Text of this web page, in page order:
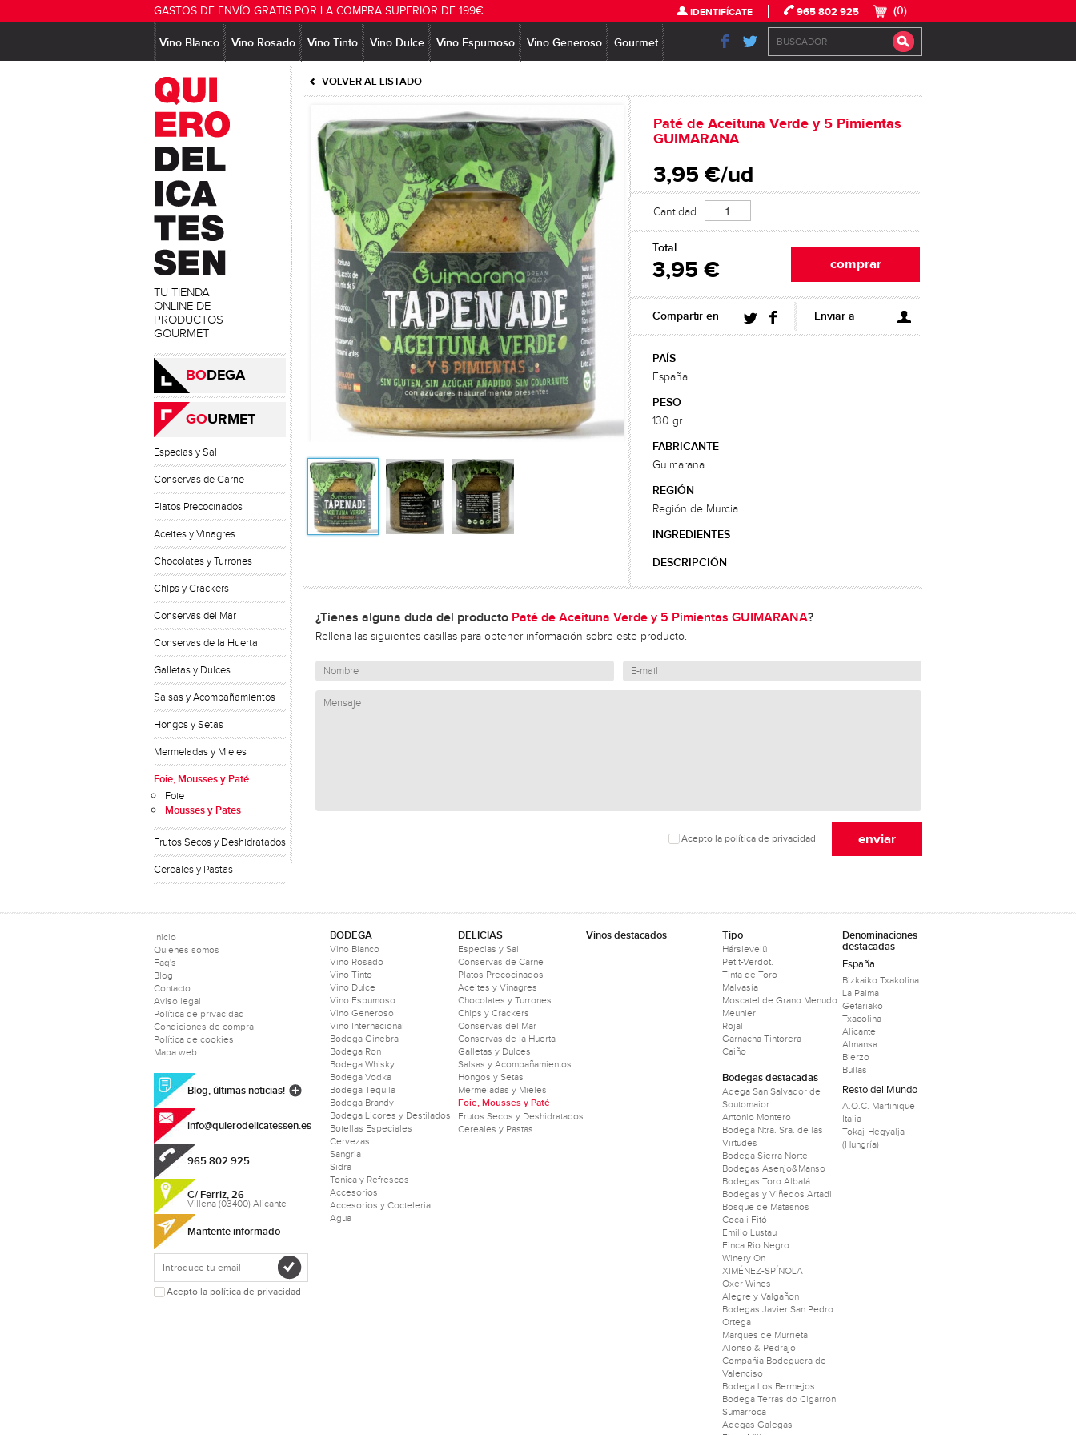
(0)
965 802 925
IDENTIFÍCATE
GASTOS DE ENVÍO GRATIS POR LA COMPRA SUPERIOR DE 199€
Vino Blanco Vino Rosado Vino Tinto Vino Dulce Vino Espumoso Vino Generoso Gourmet
TU TIENDA
ONLINE DE
PRODUCTOS
GOURMET
BODEGA
GOURMET
Especias y Sal
Conservas de Carne
Platos Precocinados
Aceites y Vinagres
Chocolates y Turrones
Chips y Crackers
Conservas del Mar
Conservas de la Huerta
Galletas y Dulces
Salsas y Acompañamientos
Hongos y Setas
Mermeladas y Mieles
Foie, Mousses y Paté
Foie
Mousses y Pates
Frutos Secos y Deshidratados
Cereales y Pastas
VOLVER AL LISTADO
Paté de Aceituna Verde y 5 Pimientas
GUIMARANA
3,95 €/ud
Cantidad
Total
3,95 €
Compartir en Enviar a
PAÍS
España
PESO
130 gr
FABRICANTE
Guimarana
REGIÓN
Región de Murcia
INGREDIENTES
DESCRIPCIÓN
¿Tienes alguna duda del producto Paté de Aceituna Verde y 5 Pimientas GUIMARANA?
Rellena las siguientes casillas para obtener información sobre este producto.
Acepto la política de privacidad
Inicio
Quienes somos
Faq's
Blog
Contacto
Aviso legal
Política de privacidad
Condiciones de compra
Política de cookies
Mapa web
Blog, últimas noticias!
info@quierodelicatessen.es
965 802 925
C/ Ferriz, 26
Villena (03400) Alicante
Mantente informado
Acepto la política de privacidad
BODEGA
Vino Blanco
Vino Rosado
Vino Tinto
Vino Dulce
Vino Espumoso
Vino Generoso
Vino Internacional
Bodega Ginebra
Bodega Ron
Bodega Whisky
Bodega Vodka
Bodega Tequila
Bodega Brandy
Bodega Licores y Destilados
Botellas Especiales
Cervezas
Sangria
Sidra
Tonica y Refrescos
Accesorios
Accesorios y Cocteleria
Agua
DELICIAS
Especias y Sal
Conservas de Carne
Platos Precocinados
Aceites y Vinagres
Chocolates y Turrones
Chips y Crackers
Conservas del Mar
Conservas de la Huerta
Galletas y Dulces
Salsas y Acompañamientos
Hongos y Setas
Mermeladas y Mieles
Foie, Mousses y Paté
Frutos Secos y Deshidratados
Cereales y Pastas
Vinos destacados Tipo
Hárslevelü
Petit-Verdot.
Tinta de Toro
Malvasía
Moscatel de Grano Menudo
Meunier
Rojal
Garnacha Tintorera
Caiño
Bodegas destacadas
Adega San Salvador de
Soutomaior
Antonio Montero
Bodega Ntra. Sra. de las
Virtudes
Bodega Sierra Norte
Bodegas Asenjo&Manso
Bodegas Toro Albalá
Bodegas y Viñedos Artadi
Bosque de Matasnos
Coca i Fitó
Emilio Lustau
Finca Rio Negro
Winery On
XIMÉNEZ-SPÍNOLA
Oxer Wines
Alegre y Valgañon
Bodegas Javier San Pedro
Ortega
Marques de Murrieta
Alonso & Pedrajo
Compañia Bodeguera de
Valenciso
Bodega Los Bermejos
Bodega Terras do Cigarron
Sumarroca
Adegas Galegas
Denominaciones
destacadas
España
Bizkaiko Txakolina
La Palma
Getariako
Txacolina
Alicante
Almansa
Bierzo
Bullas
Resto del Mundo
A.O.C. Martinique
Italia
Tokaj-Hegyalja
(Hungría)